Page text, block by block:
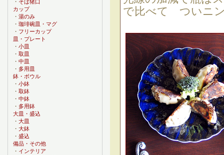
で比べて ついニ
・ そば猪口
カップ
・ 湯のみ
・ 珈琲碗皿・マグ
・ フリーカップ
皿・プレート
・ 小皿
・ 取皿
・ 中皿
・ 多用皿
鉢・ボウル
・ 小鉢
・ 取鉢
・ 中鉢
・ 多用鉢
大皿・盛込
・ 大皿
・ 大鉢
・ 盛込
備品・その他
・ インテリア